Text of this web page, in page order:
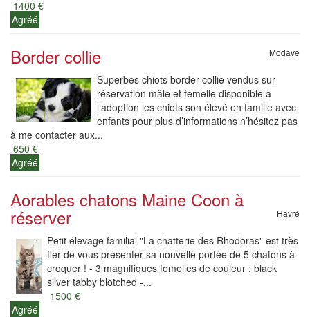
1400 €
Agréé
Border collie Modave
Superbes chiots border collie vendus sur
réservation mâle et femelle disponible à
l’adoption les chiots son élevé en famille avec
enfants pour plus d’informations n’hésitez pas
à me contacter aux...
650 €
Agréé
Aorables chatons Maine Coon à
réserver Havré
Petit élevage familial "La chatterie des Rhodoras" est très
fier de vous présenter sa nouvelle portée de 5 chatons à
croquer ! - 3 magnifiques femelles de couleur : black
silver tabby blotched -...
1500 €
Agréé